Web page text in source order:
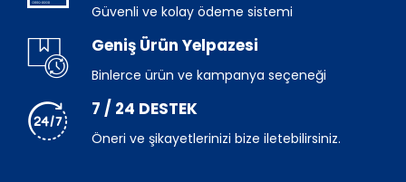
Güvenli ve kolay ödeme sistemi
Geniş Ürün Yelpazesi
Binlerce ürün ve kampanya seçeneği
7 / 24 DESTEK
Öneri ve şikayetlerinizi bize iletebilirsiniz.